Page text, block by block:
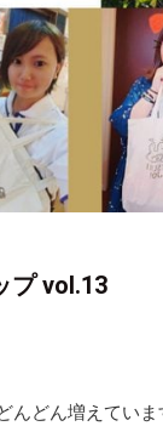
プ vol.13
んどん増えていま